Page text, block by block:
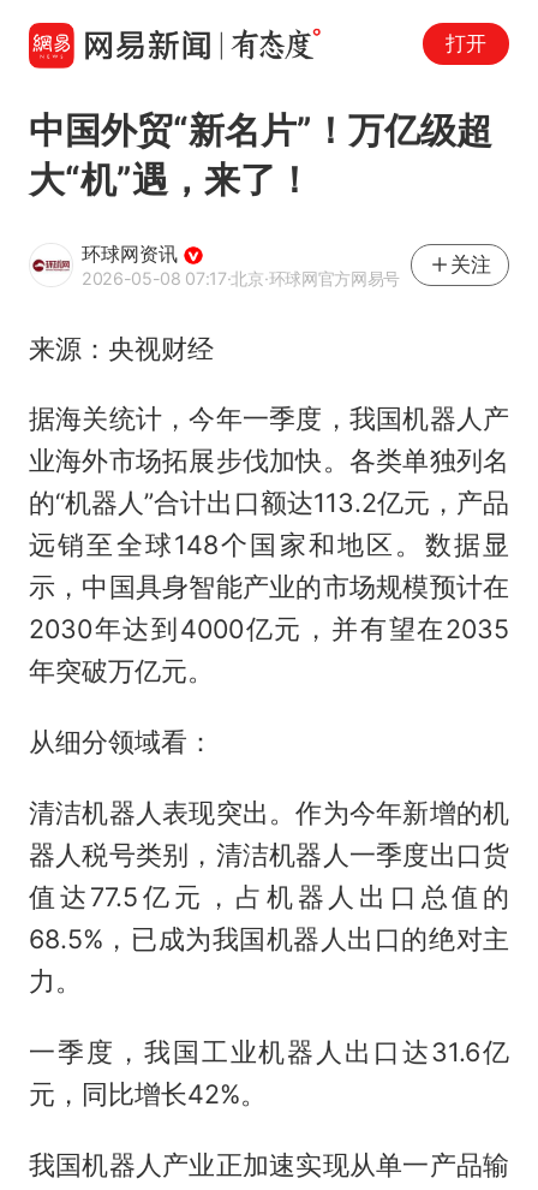
打开
中国外贸“新名片”！万亿级超
大“机”遇，来了！
环球网资讯
2026-05-08 07:17·北京·环球网官方网易号
关注
来源：央视财经
据海关统计，今年一季度，我国机器人产
业海外市场拓展步伐加快。各类单独列名
的“机器人”合计出口额达113.2亿元，产品
远销至全球148个国家和地区。数据显
示，中国具身智能产业的市场规模预计在
2030年达到4000亿元，并有望在2035
年突破万亿元。
从细分领域看：
清洁机器人表现突出。作为今年新增的机
器人税号类别，清洁机器人一季度出口货
值达77.5亿元，占机器人出口总值的
68.5%，已成为我国机器人出口的绝对主
力。
一季度，我国工业机器人出口达31.6亿
元，同比增长42%。
我国机器人产业正加速实现从单一产品输